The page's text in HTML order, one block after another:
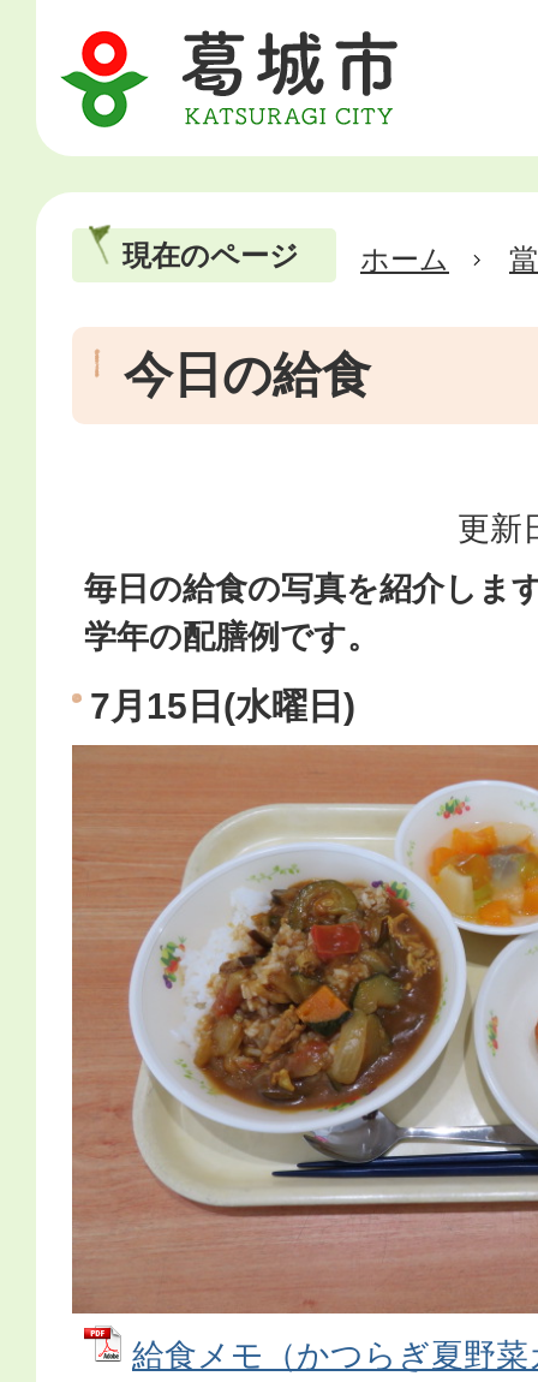
現在のページ ホーム
今日の給食
更新
毎日の給食の写真を紹介しま
学年の配膳例です。
7月15日(水曜日)
給食メモ（かつらぎ夏野